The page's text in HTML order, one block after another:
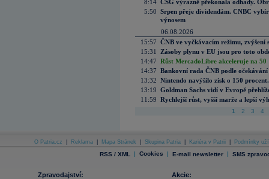
8:14 CSG výrazně překonala odhady.
5:50 Srpen přeje dividendám. CNBC
výnosem
06.08.2026
15:57 ČNB ve vyčkávacím režimu, zvýšení
15:31
Zásoby plynu v EU jsou pro toto
14:47 Růst MercadoLibre akceleruje na
14:37 Bankovní rada ČNB podle
13:32 Nintendo navýšilo zisk o 150
13:19 Goldman Sachs vidí v Evropě
11:59 Rychlejší růst, vyšší marže a lepší
1 2 3 4
O Patria.cz Reklama Mapa Stránek Skupina Patria Kariéra v Patrii Podmínky
RSS / XML | Cookies | E-mail newsletter | SMS
Zpravodajství:
Akcie: